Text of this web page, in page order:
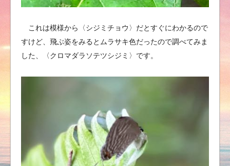
これは模様から〈シジミチョウ〉だとすぐにわかるので
すけど、飛ぶ姿をみるとムラサキ色だったので調べてみま
した、〈クロマダラソテツシジミ〉です。